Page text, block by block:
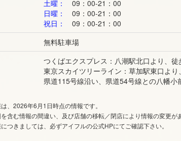
土曜：
09：00-21：00
日曜：
09：00-21：00
祝日：
09：00-21：00
無料駐車場
つくばエクスプレス：八潮駅北口より、徒
東京スカイツリーライン：草加駅東口より
県道115号線沿い、県道54号線との八幡小
、2026年6月1日時点の情報です。
を含む情報の間違い、及び店舗の移転／閉店により情報の変更が
につきましては、必ずアイフルの公式HPにてご確認下さい。